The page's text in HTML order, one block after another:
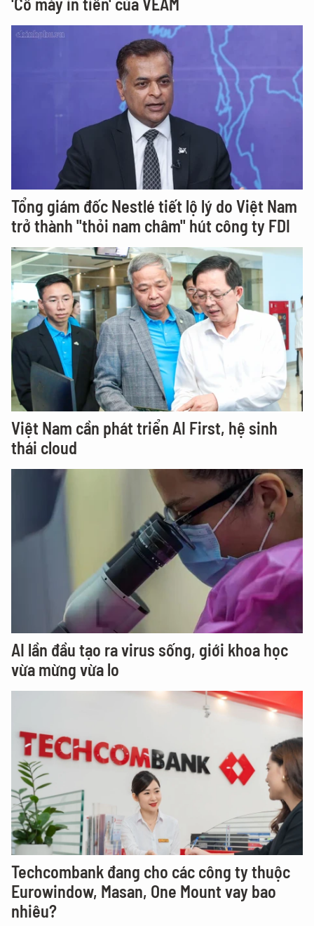
Tổng giám đốc Nestlé tiết lộ lý do Việt Nam
trở thành "thỏi nam châm" hút công ty FDI
Việt Nam cần phát triển AI First, hệ sinh
thái cloud
AI lần đầu tạo ra virus sống, giới khoa học
vừa mừng vừa lo
Techcombank đang cho các công ty thuộc
Eurowindow, Masan, One Mount vay bao
nhiêu?